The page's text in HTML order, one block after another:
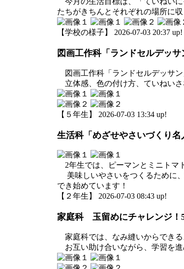
たちがきちんとそれぞれの場所に
【学校の様子】 2026-07-03 20:37 up!
図画工作科「ランドセルデッ
図画工作科「ランドセルデッサン
立体感、色の付け方、ていねいさ
【５年生】 2026-07-03 13:34 up!
生活科「めざせやさいづくり名
2年生では、ピーマンとミニトマ
美味しいやさいをつくるために
でき始めています！
【２年生】 2026-07-03 08:43 up!
家庭科 玉留めにチャレンジ！
家庭科では、なみ縫いからできる
お互い助け合いながら、学習を進